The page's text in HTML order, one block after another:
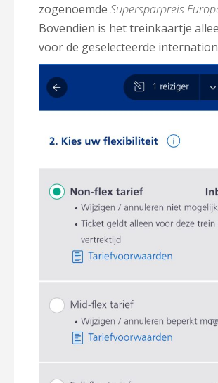
zogenoemde Supersparpreis
Bovendien is het treinkaartje
voor de geselecteerde